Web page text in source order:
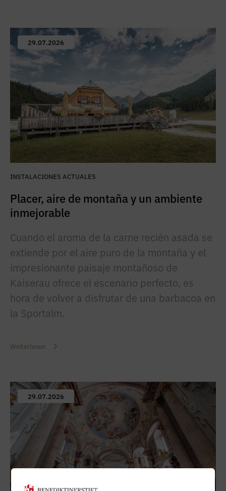
29.07.2026
INSTALACIONES ACTUALES
Placer, aire de montaña y un ambiente
inmejorable
Cuando el aroma de la carne recién asada se
extiende por el aire puro de la montaña y el
impresionante paisaje montañoso de
Kaiserau ofrece el escenario perfecto, es
hora de volver a disfrutar de una barbacoa en
la Sportalm.
Weiterlesen
29.07.2026